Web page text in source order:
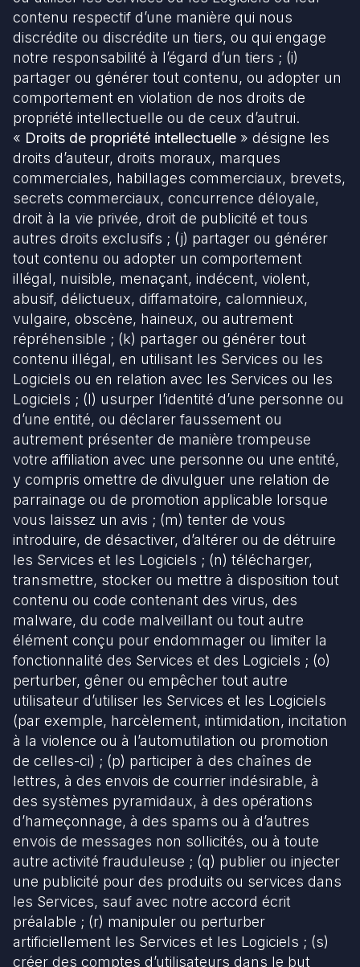
contenu respectif d’une manière qui nous
discrédite ou discrédite un tiers, ou qui engage
notre responsabilité à l’égard d’un tiers ; (i)
partager ou générer tout contenu, ou adopter un
comportement en violation de nos droits de
propriété intellectuelle ou de ceux d’autrui.
« Droits de propriété intellectuelle » désigne les
droits d’auteur, droits moraux, marques
commerciales, habillages commerciaux, brevets,
secrets commerciaux, concurrence déloyale,
droit à la vie privée, droit de publicité et tous
autres droits exclusifs ; (j) partager ou générer
tout contenu ou adopter un comportement
illégal, nuisible, menaçant, indécent, violent,
abusif, délictueux, diffamatoire, calomnieux,
vulgaire, obscène, haineux, ou autrement
répréhensible ; (k) partager ou générer tout
contenu illégal, en utilisant les Services ou les
Logiciels ou en relation avec les Services ou les
Logiciels ; (l) usurper l’identité d’une personne ou
d’une entité, ou déclarer faussement ou
autrement présenter de manière trompeuse
votre affiliation avec une personne ou une entité,
y compris omettre de divulguer une relation de
parrainage ou de promotion applicable lorsque
vous laissez un avis ; (m) tenter de vous
introduire, de désactiver, d’altérer ou de détruire
les Services et les Logiciels ; (n) télécharger,
transmettre, stocker ou mettre à disposition tout
contenu ou code contenant des virus, des
malware, du code malveillant ou tout autre
élément conçu pour endommager ou limiter la
fonctionnalité des Services et des Logiciels ; (o)
perturber, gêner ou empêcher tout autre
utilisateur d’utiliser les Services et les Logiciels
(par exemple, harcèlement, intimidation, incitation
à la violence ou à l’automutilation ou promotion
de celles-ci) ; (p) participer à des chaînes de
lettres, à des envois de courrier indésirable, à
des systèmes pyramidaux, à des opérations
d’hameçonnage, à des spams ou à d’autres
envois de messages non sollicités, ou à toute
autre activité frauduleuse ; (q) publier ou injecter
une publicité pour des produits ou services dans
les Services, sauf avec notre accord écrit
préalable ; (r) manipuler ou perturber
artificiellement les Services et les Logiciels ; (s)
créer des comptes d’utilisateurs dans le but